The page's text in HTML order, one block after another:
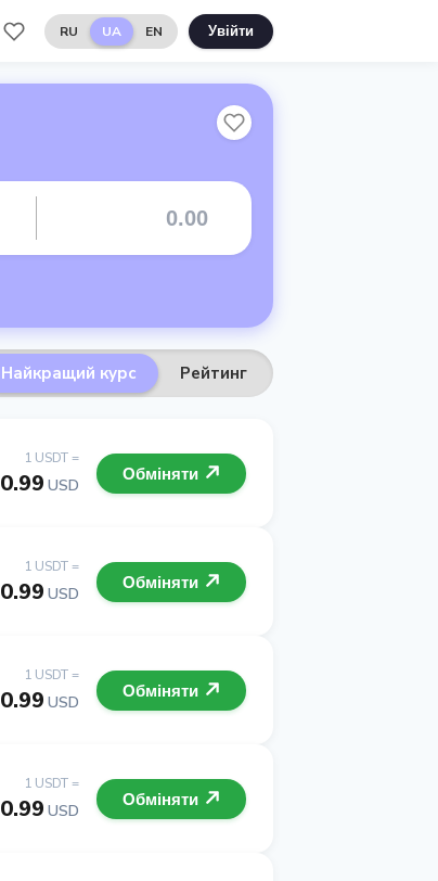
RU UA EN Увійти
Найкращий курс Рейтинг
1 USDT =
0.99 USD
Обміняти
1 USDT =
0.99 USD
Обміняти
1 USDT =
0.99 USD
Обміняти
1 USDT =
0.99 USD
Обміняти